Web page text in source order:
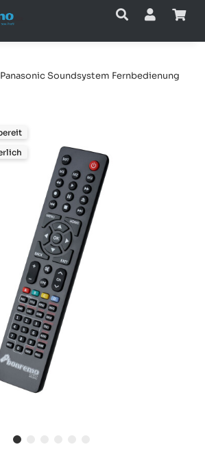
Panasonic Soundsystem Fernbedienung